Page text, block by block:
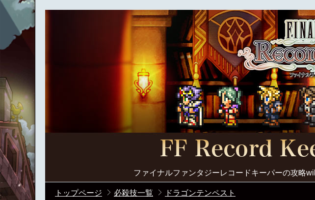
ファイナルファンタジーレコードキーパーの攻略
トップページ 必殺技一覧 ドラゴンテンペスト